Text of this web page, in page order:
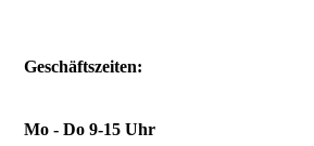
Geschäftszeiten:
Mo - Do 9-15 Uhr